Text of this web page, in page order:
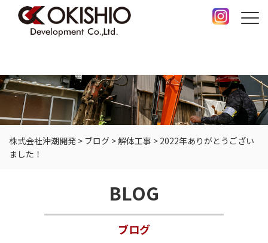
株式会社沖潮開発 > ブログ >解体工事 > 2022年ありがとうござい
ました！
BLOG
ブログ